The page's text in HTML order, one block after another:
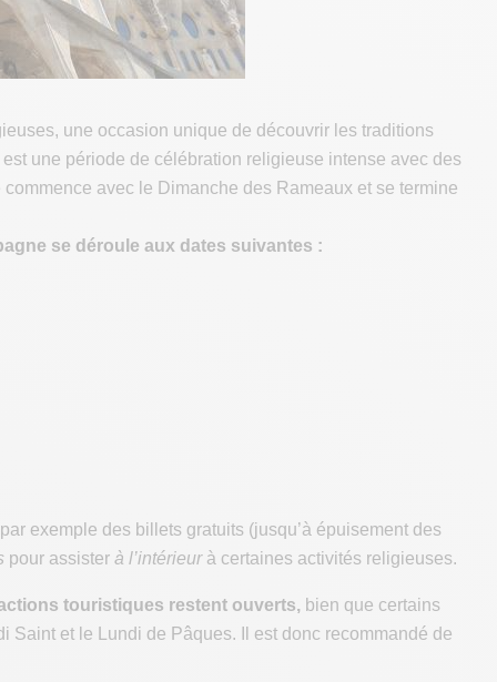
une occasion unique de découvrir les traditions
une période de célébration religieuse intense avec des
avec le Dimanche des Rameaux et se termine
se déroule aux dates suivantes :
exemple des billets gratuits (jusqu’à épuisement des
pour assister à l’intérieurà certaines activités religieuses.
touristiques restent ouverts, bien que certains
Saint et le Lundi de Pâques. Il est donc recommandé de